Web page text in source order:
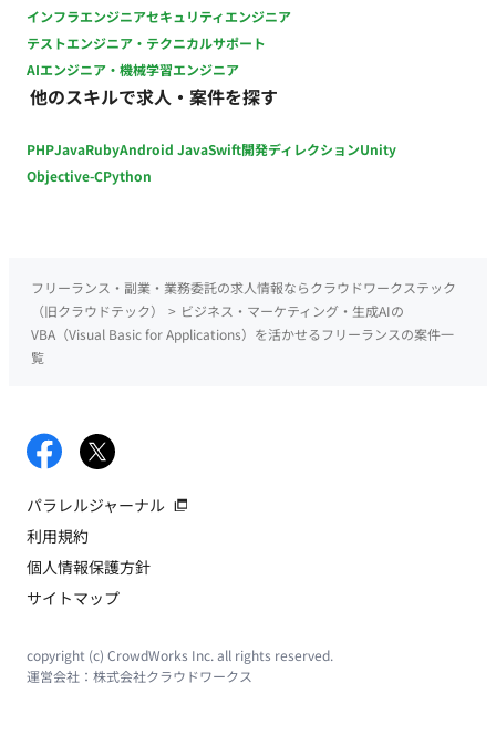
インフラエンジニアセキュリティエンジニア
テストエンジニア・テクニカルサポート
AIエンジニア・機械学習エンジニア
他のスキルで求人・案件を探す
PHPJavaRubyAndroid JavaSwift開発ディレクションUnity
Objective-CPython
フリーランス・副業・業務委託の求人情報ならクラウドワークステック
（旧クラウドテック）
> ビジネス・マーケティング・生成AIの
VBA（Visual Basic for Applications）を活かせるフリーランスの案件一
覧
パラレルジャーナル
利用規約
個人情報保護方針
サイトマップ
copyright (c) CrowdWorks Inc. all rights reserved.
運営会社： 株式会社クラウドワークス